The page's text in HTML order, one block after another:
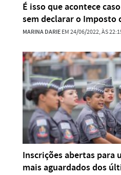
É isso que acontece
sem declarar o Imposto
MARINA DARIEEM 24/06/2022, ÀS
Inscrições abertas para
mais aguardados dos